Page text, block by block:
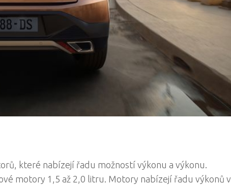
které nabízejí řadu možností výkonu a výkonu.
motory 1,5 až 2,0 litru. Motory nabízejí řadu výkonů v